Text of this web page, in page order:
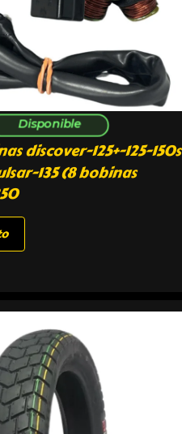
Disponible
discover-125+-125-
135 (8 bobinas